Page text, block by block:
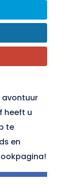
avontuur
heeft u
te
en